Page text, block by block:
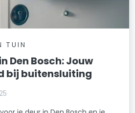
TUIN
Den Bosch: Jouw
bij buitensluiting